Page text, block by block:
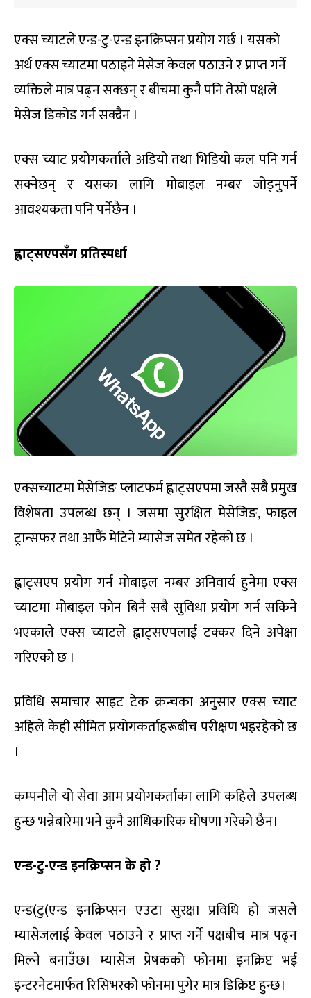
एक्स च्याटले एन्ड-टु-एन्ड इनक्रिप्सन प्रयोग गर्छ । यसको
अर्थ एक्स च्याटमा पठाइने मेसेज केवल पठाउने र प्राप्त गर्ने
व्यक्तिले मात्र पढ्न सक्छन् र बीचमा कुनै पनि तेस्रो पक्षले
मेसेज डिकोड गर्न सक्दैन ।
एक्स च्याट प्रयोगकर्ताले अडियो तथा भिडियो कल पनि गर्न
सक्नेछन् र यसका लागि मोबाइल नम्बर जोड्नुपर्ने
आवश्यकता पनि पर्नेछैन ।
ह्वाट्सएपसँग प्रतिस्पर्धा
एक्सच्याटमा मेसेजिङ प्लाटफर्म ह्वाट्सएपमा जस्तै सबै प्रमुख
विशेषता उपलब्ध छन् । जसमा सुरक्षित मेसेजिङ, फाइल
ट्रान्सफर तथा आफैं मेटिने म्यासेज समेत रहेको छ ।
ह्वाट्सएप प्रयोग गर्न मोबाइल नम्बर अनिवार्य हुनेमा एक्स
च्याटमा मोबाइल फोन बिनै सबै सुविधा प्रयोग गर्न सकिने
भएकाले एक्स च्याटले ह्वाट्सएपलाई टक्कर दिने अपेक्षा
गरिएको छ ।
प्रविधि समाचार साइट टेक क्रन्चका अनुसार एक्स च्याट
अहिले केही सीमित प्रयोगकर्ताहरूबीच परीक्षण भइरहेको छ
।
कम्पनीले यो सेवा आम प्रयोगकर्ताका लागि कहिले उपलब्ध
हुन्छ भन्नेबारेमा भने कुनै आधिकारिक घोषणा गरेको छैन।
एन्ड-टु-एन्ड इनक्रिप्सन के हो ?
एन्ड(टु(एन्ड इनक्रिप्सन एउटा सुरक्षा प्रविधि हो जसले
म्यासेजलाई केवल पठाउने र प्राप्त गर्ने पक्षबीच मात्र पढ्न
मिल्ने बनाउँछ। म्यासेज प्रेषकको फोनमा इनक्रिप्ट भई
इन्टरनेटमार्फत रिसिभरको फोनमा पुगेर मात्र डिक्रिप्ट हुन्छ।